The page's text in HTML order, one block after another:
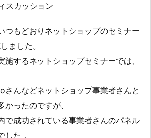
スカッション
つもどおりネットショップのセミナー
ました。
するネットショップセミナーでは、
んなどネットショップ事業者さんと
ったのですが、
で成功されている事業者さんのパネル
した 。